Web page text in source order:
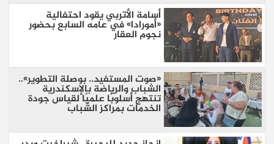
أسامة الأتربي يقود احتفالية
«أمورادا» في عامه السابع بحضور
نجوم العقار
«صوت المستفيد.. بوصلة التطوير»..
الشباب والرياضة بالإسكندرية
تنتهج أسلوبًا علميًا لقياس جودة
الخدمات بمراكز الشباب